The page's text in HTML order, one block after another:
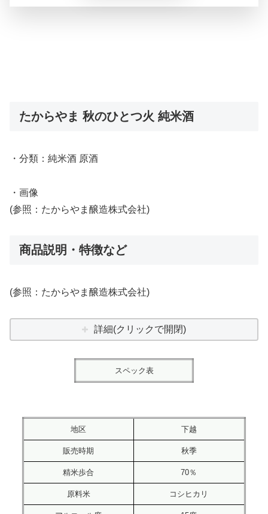
たからやま 秋のひとつ火 純米酒
・分類：純米酒 原酒
・画像
(参照：たからやま醸造株式会社)
商品説明・特徴など
(参照：たからやま醸造株式会社)
詳細(クリックで開閉)
スペック表
地区 下越
販売時期 秋季
精米歩合 70％
原料米 コシヒカリ